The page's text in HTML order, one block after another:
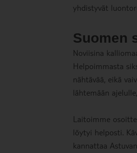
yhdistyvät
Suomen
Noviisina
Helpoimmasta
nähtävää, eikä
lähtemään
Laitoimme
löytyi helposti.
kannattaa